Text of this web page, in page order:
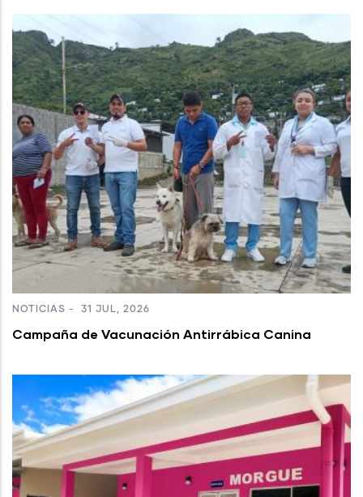
NOTICIAS - 31 JUL, 2026
Campaña de Vacunación Antirrábica Canina